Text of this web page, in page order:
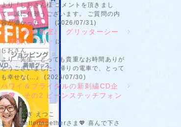
より『しおさん様 コメントを頂きまし
て、誠に有難うございます。 ご質問の内
容が濃かった...』 (2026/07/31)
ミシン刺繍教室♪ グリッターシー
ト体験(≧▽≦)✨ に
しおさん
より『先生、とっても貴重なお時間ありが
とうございました。帰りの電車で、とって
も幸せな(...』 (2026/07/30)
ハワイ＆ブライダルの新刺繍CD企
画💖 その2 ビーンステッチフォン
トに
くろやなぎ えつこ
より『bettertogetherさま💖 喜んで下さ